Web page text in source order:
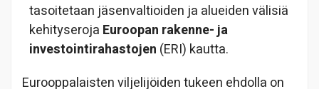
tasoitetaan jäsenvaltioiden ja alueiden välisiä
kehityseroja Euroopan rakenne- ja
investointirahastojen (ERI) kautta.
Eurooppalaisten viljelijöiden tukeen ehdolla on